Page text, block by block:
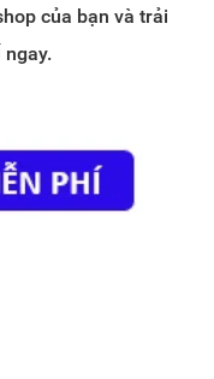
của bạn và trải
ngay.